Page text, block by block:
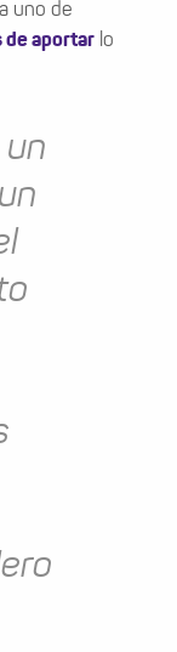
uno de
de aportar lo